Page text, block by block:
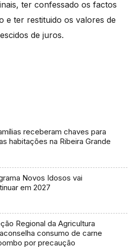
ter confessado os factos
e ter restituido os valores de
de juros.
receberam chaves para
habitações na Ribeira Grande
Novos Idosos vai
em 2027
Regional da Agricultura
consumo de carne
por precaução